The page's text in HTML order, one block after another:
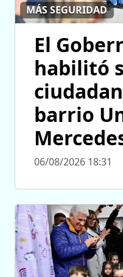
MÁS SEGURIDAD
El
habilitó
barrio
06/08/2026 18:31